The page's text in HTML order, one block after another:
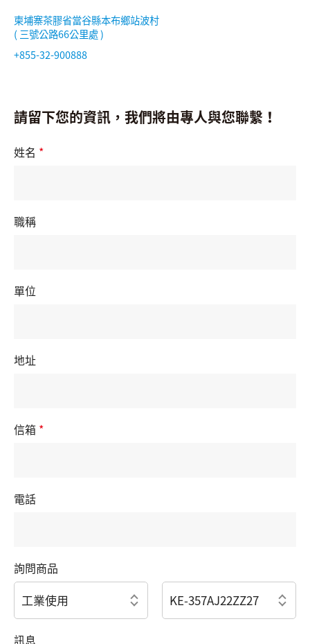
柬埔寨茶膠省當谷縣本布鄉站波村
( 三號公路66公里處 )
+855-32-900888
請留下您的資訊，我們將由專人與您聯繫！
姓名 *
職稱
單位
地址
信箱 *
電話
詢問商品
訊息